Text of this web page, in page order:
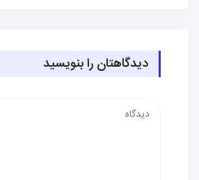
دیدگاهتان را بنویسید